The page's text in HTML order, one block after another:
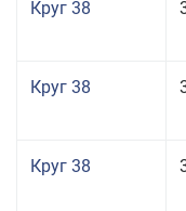
Круг 38
Круг 38
Круг 38